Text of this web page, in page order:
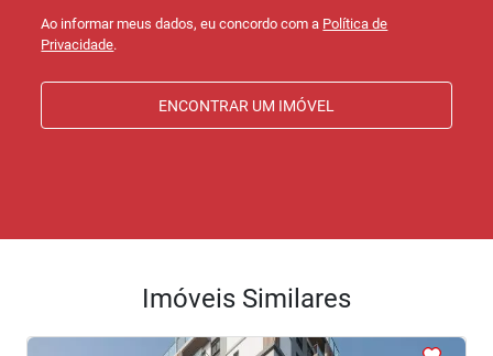
Ao informar meus dados, eu concordo com a Política de
Privacidade.
ENCONTRAR UM IMÓVEL
Imóveis Similares